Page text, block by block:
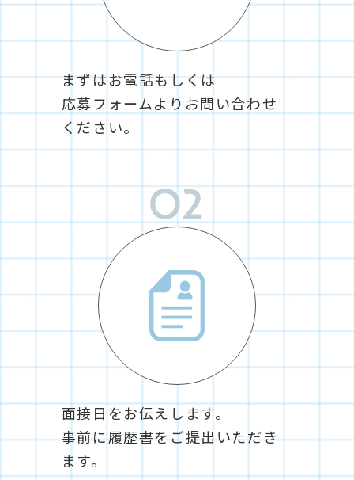
まずはお電話もしくは
応募フォームよりお問い合わせ
ください。
02
面接日をお伝えします。
事前に履歴書をご提出いただき
ます。